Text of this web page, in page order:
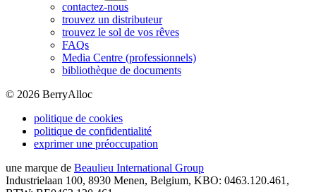
contactez-nous
trouvez un distributeur
trouvez le sol de vos rêves
FAQs
Media Centre (professionnels)
bibliothèque de documents
© 2026 BerryAlloc
politique de cookies
politique de confidentialité
exprimer une préoccupation
une marque de Beaulieu International Group
Industrielaan 100, 8930 Menen, Belgium, KBO: 0463.120.461,